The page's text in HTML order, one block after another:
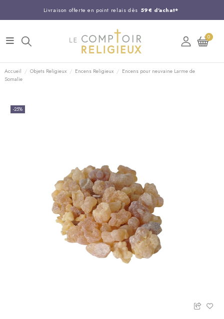
Livraison offerte en point relais dès 59€ d'achat*
Entreprise Française familiale
Support client disponible au 03 20 24 74 15
Commandez avant 14H, expédition le jour même !
0
Accueil Objets Religieux Encens Religieux
Encens pour neuvaine Larme de
Somalie
-25%